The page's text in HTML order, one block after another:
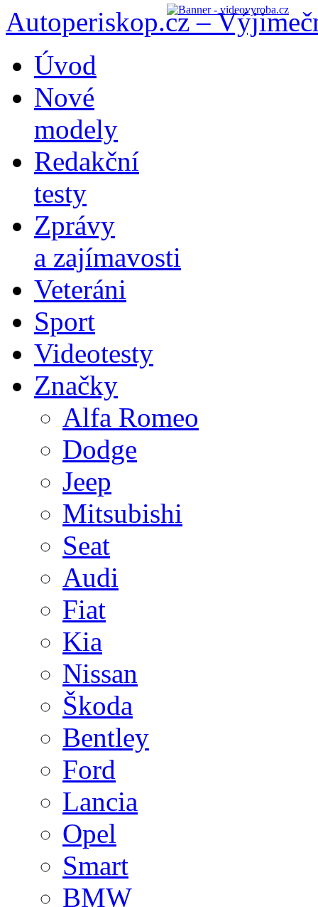
Autoperiskop.cz –
obsahu
webu
Úvod
Nové
modely
Redakční
testy
Zprávy
a zajímavosti
Veteráni
Sport
Videotesty
Značky
Alfa Romeo
Dodge
Jeep
Mitsubishi
Seat
Audi
Fiat
Kia
Nissan
Škoda
Bentley
Ford
Lancia
Opel
Smart
BMW